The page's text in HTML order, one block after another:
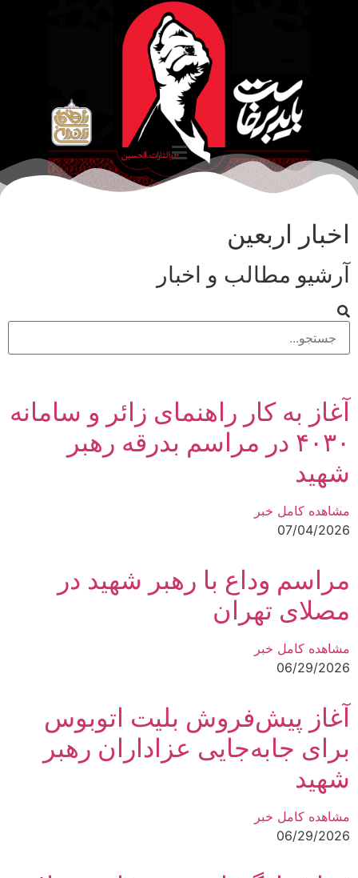
اخبار اربعین
آرشیو مطالب و اخبار
آغاز به کار راهنمای زائر و سامانه
۴۰۳۰ در مراسم بدرقه رهبر
شهید
مشاهده کامل خبر
07/04/2026
مراسم وداع با رهبر شهید در
مصلای تهران
مشاهده کامل خبر
06/29/2026
آغاز پیش‌فروش بلیت اتوبوس
برای جابه‌جایی عزاداران رهبر
شهید
مشاهده کامل خبر
06/29/2026